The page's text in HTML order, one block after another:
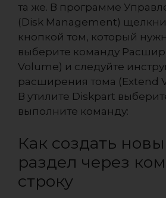
та же. В программе
(Disk Management)
кнопкой том, который
выберите команду
Volume) и следуйте
расширения тома (Extend
В утилите Diskpart
выполните команду:
Как создать
раздел через
строку